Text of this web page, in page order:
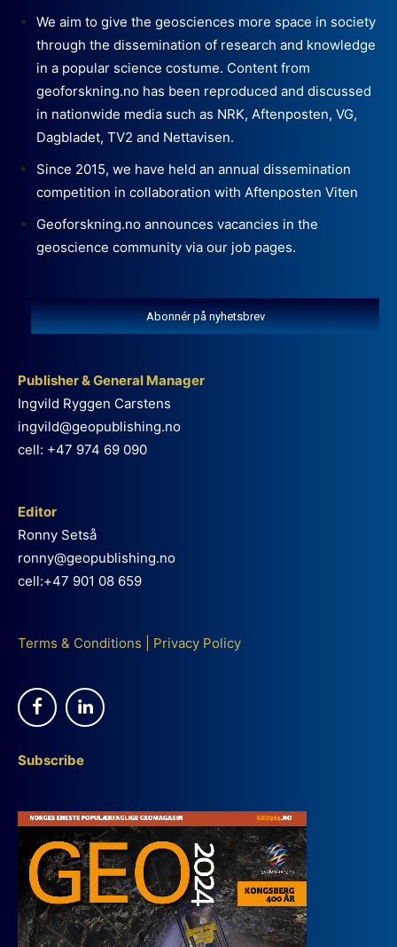
We aim to give the geosciences more space in society
through the dissemination of research and knowledge
in a popular science costume. Content from
geoforskning.no has been reproduced and discussed
in nationwide media such as NRK, Aftenposten, VG,
Dagbladet, TV2 and Nettavisen.
Since 2015, we have held an annual dissemination
competition in collaboration with Aftenposten Viten
Geoforskning.no announces vacancies in the
geoscience community via our job pages.
Abonnér på nyhetsbrev
Publisher & General Manager
Ingvild Ryggen Carstens
ingvild@geopublishing.no
cell: +47 974 69 090
Editor
Ronny Setså
ronny@geopublishing.no
cell:+47 901 08 659
Terms & Conditions Privacy Policy
Subscribe